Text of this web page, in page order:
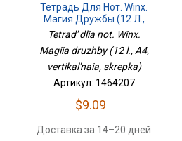
Тетрадь Для Нот. Winx.
Магия Дружбы (12 Л.,
А4, Вертикальная,
Tetrad' dlia not. Winx.
Magiia druzhby (12 l., A4,
vertikal'naia, skrepka)
Артикул: 1464207
$9.09
Доставка за 14–20 дней